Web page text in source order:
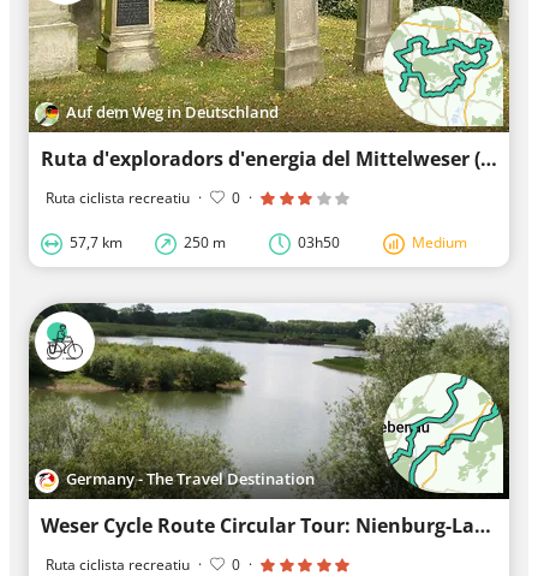
Auf dem Weg in Deutschland
Ruta d'exploradors d'energia del Mittelweser (Ruta del sud)
Ruta ciclista recreatiu · 0 ·
57,7 km 250 m 03h50 Medium
Germany - The Travel Destination
Weser Cycle Route Circular Tour: Nienburg-Landesbergen
Ruta ciclista recreatiu · 0 ·